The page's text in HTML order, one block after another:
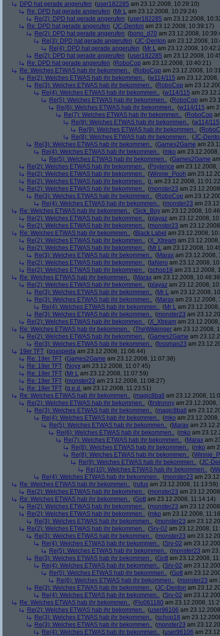
DPD hat gerade angerufen (user182285 am 23.12.2008, 10:29:10)
Re: DPD hat gerade angerufen (Mr L am 23.12.2008, 10:29:24)
Re(2): DPD hat gerade angerufen (user182285 am 23.12.2008,
Re: DPD hat gerade angerufen (JC-Denton am 23.12.2008, 10:39:17)
Re(2): DPD hat gerade angerufen (bono_d70 am 23.12.2008,
Re(3): DPD hat gerade angerufen (JC-Denton am 23.12.2008,
Re(4): DPD hat gerade angerufen (Mr L am 23.12.2008,
Re(2): DPD hat gerade angerufen (user182285 am 23.12.2008,
Re: DPD hat gerade angerufen (RoboCop am 23.12.2008, 10:40:21)
Re: Welches ETWAS hab ihr bekommen.. (RoboCop am 23.12.2008,
Re(2): Welches ETWAS hab ihr bekommen.. (w114/115 am
Re(3): Welches ETWAS hab ihr bekommen.. (RoboCop am
Re(4): Welches ETWAS hab ihr bekommen.. (w114/115 am
Re(5): Welches ETWAS hab ihr bekommen.. (RoboCop am
Re(6): Welches ETWAS hab ihr bekommen.. (w114/115 am
Re(7): Welches ETWAS hab ihr bekommen.. (RoboCop
Re(8): Welches ETWAS hab ihr bekommen.. (w114/115
Re(9): Welches ETWAS hab ihr bekommen.. (
Re(8): Welches ETWAS hab ihr bekommen.. (JC-
Re(3): Welches ETWAS hab ihr bekommen.. (Games2Game am
Re(4): Welches ETWAS hab ihr bekommen.. (mko am
Re(5): Welches ETWAS hab ihr bekommen.. (Games2Game
Re(2): Welches ETWAS hab ihr bekommen.. (Psylence am 23.12.2008,
Re(2): Welches ETWAS hab ihr bekommen.. (Winnie_Pooh am
Re(2): Welches ETWAS hab ihr bekommen.. (j. am 23.12.2008,
Re(2): Welches ETWAS hab ihr bekommen.. (monster23 am
Re(3): Welches ETWAS hab ihr bekommen.. (RoboCop am
Re(4): Welches ETWAS hab ihr bekommen.. (monster23 am
Re: Welches ETWAS hab ihr bekommen.. (Sick_Boy am 23.12.2008,
Re(2): Welches ETWAS hab ihr bekommen.. (playaz am 23.12.2008,
Re(2): Welches ETWAS hab ihr bekommen.. (monster23 am
Re: Welches ETWAS hab ihr bekommen.. (Black Label am 23.12.2008,
Re(2): Welches ETWAS hab ihr bekommen.. (X_Xtream am
Re(2): Welches ETWAS hab ihr bekommen.. (Mr L am 23.12.2008,
Re(3): Welches ETWAS hab ihr bekommen.. (Marax am 23.12.2008,
Re(2): Welches ETWAS hab ihr bekommen.. (taNero am 23.12.2008,
Re(2): Welches ETWAS hab ihr bekommen.. (schop18 am 23.12.2008,
Re: Welches ETWAS hab ihr bekommen.. (Marax am 23.12.2008,
Re(2): Welches ETWAS hab ihr bekommen.. (playaz am 23.12.2008,
Re(3): Welches ETWAS hab ihr bekommen.. (Mr L am 23.12.2008,
Re(3): Welches ETWAS hab ihr bekommen.. (Marax am 23.12.2008,
Re(4): Welches ETWAS hab ihr bekommen.. (Mr L am
Re(3): Welches ETWAS hab ihr bekommen.. (monster23 am
Re(2): Welches ETWAS hab ihr bekommen.. (X_Xtream am
Re: Welches ETWAS hab ihr bekommen.. (TheWikkinger am 23.12.2008,
Re(2): Welches ETWAS hab ihr bekommen.. (Games2Game am
Re(3): Welches ETWAS hab ihr bekommen.. (fossman23 am
19er TFT (goaspeda am 23.12.2008, 11:06:44)
Re: 19er TFT (Games2Game am 23.12.2008, 11:07:38)
Re: 19er TFT (Noyx am 23.12.2008, 11:07:45)
Re: 19er TFT (Mr L am 23.12.2008, 11:07:59)
Re: 19er TFT (monster23 am 23.12.2008, 11:08:27)
Re: 19er TFT (q.e.d. am 23.12.2008, 11:23:51)
Re: Welches ETWAS hab ihr bekommen.. (magic8ball
am 23.12.2008,
Re(2): Welches ETWAS hab ihr bekommen.. (firstronny am 23.12.2008,
Re(3): Welches ETWAS hab ihr bekommen.. (magic8ball
am
Re(4): Welches ETWAS hab ihr bekommen.. (mko am
Re(5): Welches ETWAS hab ihr bekommen.. (Marax am
Re(6): Welches ETWAS hab ihr bekommen.. (mko am
Re(7): Welches ETWAS hab ihr bekommen.. (Marax am
Re(8): Welches ETWAS hab ihr bekommen.. (mko am
Re(8): Welches ETWAS hab ihr bekommen.. (
Re(9): Welches ETWAS hab ihr bekommen.. (JC-
Re(10): Welches ETWAS hab ihr bekommen.. (
Re(4): Welches ETWAS hab ihr bekommen.. (monster23 am
Re: Welches ETWAS hab ihr bekommen.. (rufus am 23.12.2008, 11:13:59)
Re(2): Welches ETWAS hab ihr bekommen.. (monster23 am
Re: Welches ETWAS hab ihr bekommen.. (Gott am 23.12.2008, 11:14:14)
Re(2): Welches ETWAS hab ihr bekommen.. (monster23 am
Re(2): Welches ETWAS hab ihr bekommen.. (mko am 23.12.2008,
Re(3): Welches ETWAS hab ihr bekommen.. (monster23 am
Re(2): Welches ETWAS hab ihr bekommen.. (Srv-02 am 23.12.2008,
Re(3): Welches ETWAS hab ihr bekommen.. (monster23 am
Re(4): Welches ETWAS hab ihr bekommen.. (Srv-02 am
Re(5): Welches ETWAS hab ihr bekommen.. (monster23 am
Re(3): Welches ETWAS hab ihr bekommen.. (Gott am 23.12.2008,
Re(4): Welches ETWAS hab ihr bekommen.. (Srv-02 am
Re(5): Welches ETWAS hab ihr bekommen.. (Gott am
Re(6): Welches ETWAS hab ihr bekommen.. (monster23 am
Re(3): Welches ETWAS hab ihr bekommen.. (JC-Denton am
Re(4): Welches ETWAS hab ihr bekommen.. (Srv-02 am
Re: Welches ETWAS hab ihr bekommen.. (Flo061180 am 23.12.2008,
Re(2): Welches ETWAS hab ihr bekommen.. (user96106 am
Re(3): Welches ETWAS hab ihr bekommen.. (schop18 am
Re(3): Welches ETWAS hab ihr bekommen.. (monster23 am
Re(4): Welches ETWAS hab ihr bekommen.. (user96106 am